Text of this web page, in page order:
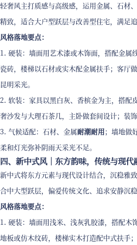
轻奢风主打质感与高级感，运用金属、石材
精致，适合大户型跃层与改善型住宅，满足
风格落地要点：
1. 硬装：墙面用艺术漆或木饰面，搭配金属
瓷砖，楼梯以石材或实木配金属扶手；客厅
昆明采光。
2. 软装：家具以黑白灰、香槟金为主，搭配
奢沙发与大理石茶几，主卧做套间设计；装
3. 气候适配：石材、金属耐潮耐用；墙地做
柔和灯光弥补阴雨天采光不足。
四、新中式风｜东方韵味，传统与现代
新中式将东方元素与现代设计结合，沉稳雅
合中大型跃层，偏爱传统文化、追求安静沉稳
风格落地要点：
1. 硬装：墙面用浅米、浅灰乳胶漆，搭配木
地板或仿木纹砖，楼梯实木打造配中式扶手